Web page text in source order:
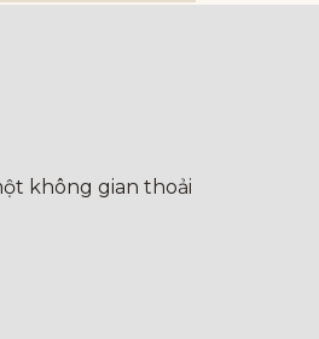
không gian thoải